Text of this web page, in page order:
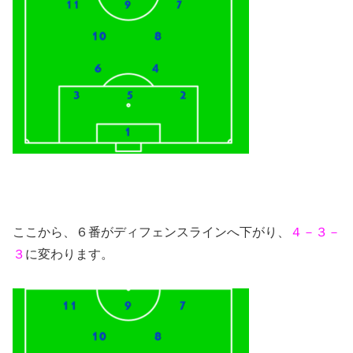
ここから、６番がディフェンスラインへ下がり、
４－３－
３ に変わります。